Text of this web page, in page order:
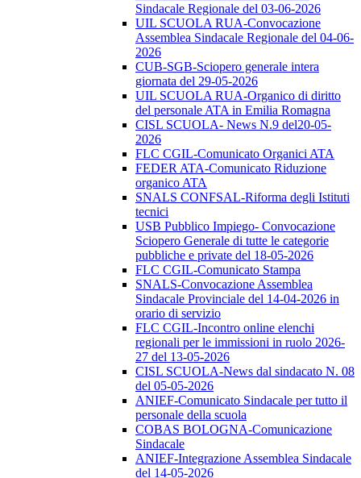
Sindacale Regionale del 03-06-2026
UIL SCUOLA RUA-Convocazione
Assemblea Sindacale Regionale del 04-06-
2026
CUB-SGB-Sciopero generale intera
giornata del 29-05-2026
UIL SCUOLA RUA-Organico di diritto
del personale ATA in Emilia Romagna
CISL SCUOLA- News N.9 del20-05-
2026
FLC CGIL-Comunicato Organici ATA
FEDER ATA-Comunicato Riduzione
organico ATA
SNALS CONFSAL-Riforma degli Istituti
tecnici
USB Pubblico Impiego- Convocazione
Sciopero Generale di tutte le categorie
pubbliche e private del 18-05-2026
FLC CGIL-Comunicato Stampa
SNALS-Convocazione Assemblea
Sindacale Provinciale del 14-04-2026 in
orario di servizio
FLC CGIL-Incontro online elenchi
regionali per le immissioni in ruolo 2026-
27 del 13-05-2026
CISL SCUOLA-News dal sindacato N. 08
del 05-05-2026
ANIEF-Comunicato Sindacale per tutto il
personale della scuola
COBAS BOLOGNA-Comunicazione
Sindacale
ANIEF-Integrazione Assemblea Sindacale
del 14-05-2026